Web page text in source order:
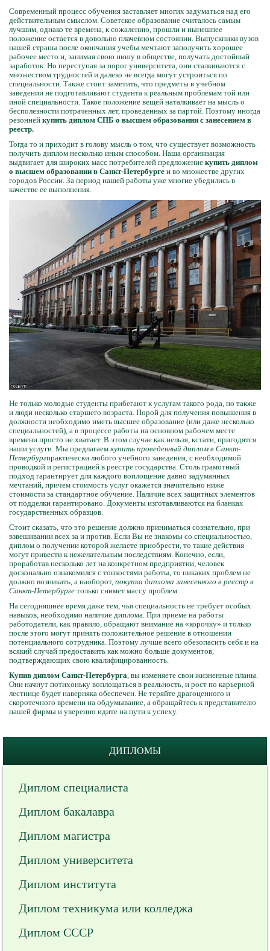
Современный процесс обучения заставляет многих задуматься над его
действительным смыслом. Советское образование считалось самым
лучшим, однако те времена, к сожалению, прошли и нынешнее
положение остается в довольно плачевном состоянии. Выпускники вузов
нашей страны после окончания учебы мечтают заполучить хорошее
рабочее место и, занимая свою нишу в обществе, получать достойный
заработок. Но переступая за порог университета, они сталкиваются с
множеством трудностей и далеко не всегда могут устроиться по
специальности. Также стоит заметить, что предметы в учебном
заведении не подготавливают студента к реальным проблемам той или
иной специальности. Такое положение вещей наталкивает на мысль о
бесполезности потраченных лет, проведенных за партой. Поэтому иногда
резонней купить диплом СПБ о высшем образовании с занесением в
реестр.
Тогда то и приходит в голову мысль о том, что существует возможность
получить диплом несколько иным способом. Наша организация
выдвигает для широких масс потребителей предложение купить диплом
о высшем образовании в Санкт-Петербурге и во множестве других
городов России. За период нашей работы уже многие убедились в
качестве ее выполнения.
Не только молодые студенты прибегают к услугам такого рода, но также
и люди несколько старшего возраста. Порой для получения повышения в
должности необходимо иметь высшее образование (или даже несколько
специальностей), а в процессе работы на основном рабочем месте
времени просто не хватает. В этом случае как нельзя, кстати, пригодятся
наши услуги. Мы предлагаем купить проведенный диплом в Санкт-
Петербургпрактически любого учебного заведения, с необходимой
проводкой и регистрацией в реестре государства. Столь грамотный
подход гарантирует для каждого воплощение давно задуманных
мечтаний, причем стоимость услуг окажется значительно ниже
стоимости за стандартное обучение. Наличие всех защитных элементов
от подделки гарантировано. Документы изготавливаются на бланках
государственных образцов.
Стоит сказать, что это решение должно приниматься сознательно, при
взвешивании всех за и против. Если Вы не знакомы со специальностью,
диплом о получении которой желаете приобрести, то такие действия
могут привести к нежелательным последствиям. Конечно, если,
проработав несколько лет на конкретном предприятии, человек
досконально ознакомился с тонкостями работы, то никаких проблем не
должно возникать, а наоборот, покупка диплома занесенного в реестр в
Санкт-Петербурге только снимет массу проблем.
На сегодняшнее время даже тем, чья специальность не требует особых
навыков, необходимо наличие диплома. При приеме на работы
работодатели, как правило, обращают внимание на «корочку» и только
после этого могут принять положительное решение в отношении
потенциального сотрудника. Поэтому лучше всего обезопасить себя и на
всякий случай предоставить как можно больше документов,
подтверждающих свою квалифицированность.
Купив диплом Санкт-Петербурга, вы изменяете свои жизненные планы.
Они начнут потихоньку воплощаться в реальность, и рост по карьерной
лестнице будет наверняка обеспечен. Не теряйте драгоценного и
скоротечного времени на обдумывание, а обращайтесь к представителю
нашей фирмы и уверенно идите на пути к успеху.
ДИПЛОМЫ
Диплом специалиста
Диплом бакалавра
Диплом магистра
Диплом университета
Диплом института
Диплом техникума или колледжа
Диплом СССР